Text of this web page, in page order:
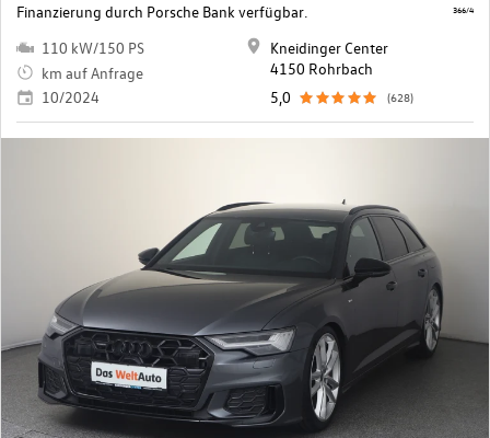
Finanzierung durch Porsche Bank verfügbar.
110 kW/150 PS
km auf Anfrage
10/2024
Kneidinger Center
4150 Rohrbach
5,0
(628)
366/4